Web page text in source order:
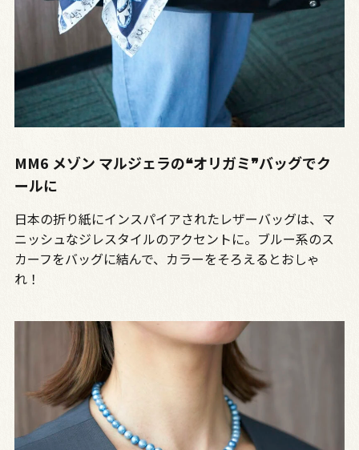
MM6 メゾン マルジェラの❝オリガミ❞バッグでク
ールに
日本の折り紙にインスパイアされたレザーバッグは、マ
ニッシュなジレスタイルのアクセントに。ブルー系のス
カーフをバッグに結んで、カラーをそろえるとおしゃ
れ！